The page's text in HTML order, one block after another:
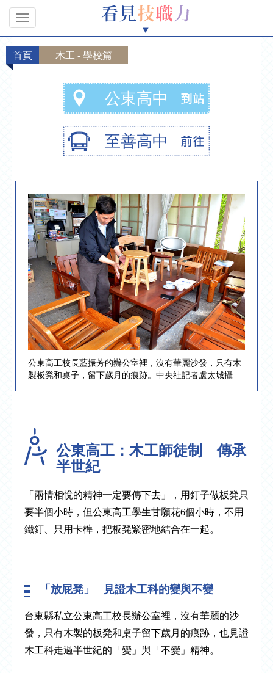
首頁 木工 - 學校篇
公東高中
至善高中
公東高工校長藍振芳的辦公室裡，沒有華麗沙發，只有木
製板凳和桌子，留下歲月的痕跡。中央社記者盧太城攝
公東高工：木工師徒制 傳承
半世紀
「兩情相悅的精神一定要傳下去」，用釘子做板凳只
要半個小時，但公東高工學生甘願花6個小時，不用
鐵釘、只用卡榫，把板凳緊密地結合在一起。
「放屁凳」 見證木工科的變與不變
台東縣私立公東高工校長辦公室裡，沒有華麗的沙
發，只有木製的板凳和桌子留下歲月的痕跡，也見證
木工科走過半世紀的「變」與「不變」精神。